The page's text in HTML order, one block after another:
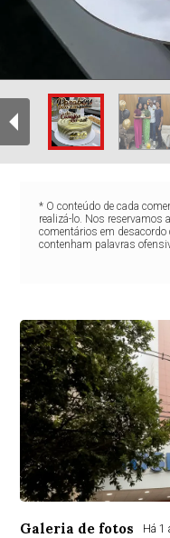
* O conteúdo de cada
realizá-lo. Nos reservamos
comentários em
contenham palavras
Galeria de fotos Há 1